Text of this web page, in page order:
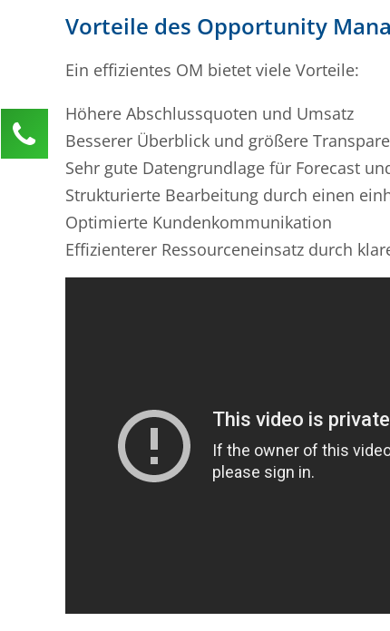
Vorteile des Opportunity
Ein effizientes OM bietet viele Vorteile:
Höhere Abschlussquoten und Umsatz
Besserer Überblick und größere
Sehr gute Datengrundlage für Forecast
Strukturierte Bearbeitung durch einen
Optimierte Kundenkommunikation
Effizienterer Ressourceneinsatz durch
Kontaktieren Sie uns!
Anja Klusner
Kundenservice
0211 946 285 72-65
anja.klusner@mind-force.de
Ihre Anfrage